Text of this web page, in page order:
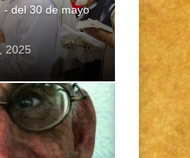
- del 30 de mayo
2025